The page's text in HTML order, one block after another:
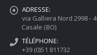
ADRESSE:
via Galliera Nord 2998 -
Casale (BO)
TÉLÉPHONE:
+39 (0)51 811732